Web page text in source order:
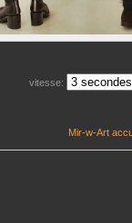
vitesse:
Mir-w-Art